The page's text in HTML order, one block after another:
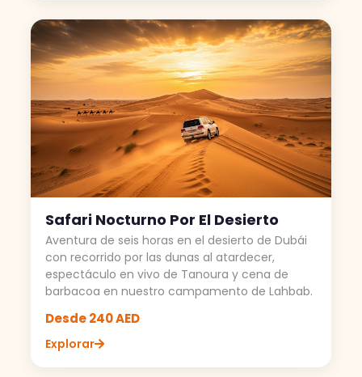
Safari Nocturno Por El Desierto
Aventura de seis horas en el desierto de Dubái
con recorrido por las dunas al atardecer,
espectáculo en vivo de Tanoura y cena de
barbacoa en nuestro campamento de Lahbab.
Desde 240 AED
Explorar